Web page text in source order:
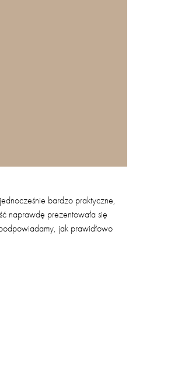
bardzo praktyczne,
naprawdę prezentowała się
jak prawidłowo